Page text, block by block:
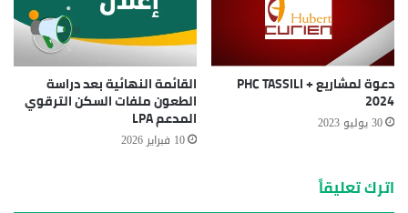
دعوة لمشاريع PHC TASSILI +
2024
30 يوليو 2023
القائمة النهائية بعد دراسة
الطعون ملفات السكن الترقوي
المدعم LPA
10 فبراير 2026
اترك تعليقاً